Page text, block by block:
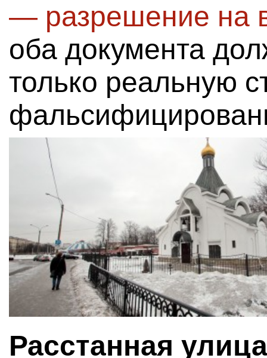
— разрешение на
оба документа
только реальную
Расстанная